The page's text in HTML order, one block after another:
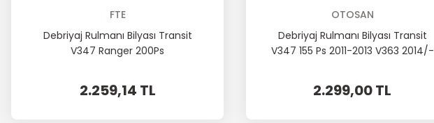
FTE
Debriyaj Rulmanı Bilyası Transit
V347 Ranger 200Ps
2.259,14 TL
OTOSAN
Debriyaj Rulmanı Bilyası Transit
V347 155 Ps 2011-2013 V363 2014/-
2.299,00 TL